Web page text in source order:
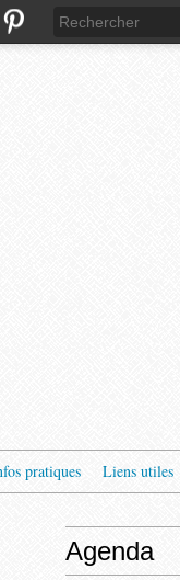
pratiques Liens utiles
Agenda